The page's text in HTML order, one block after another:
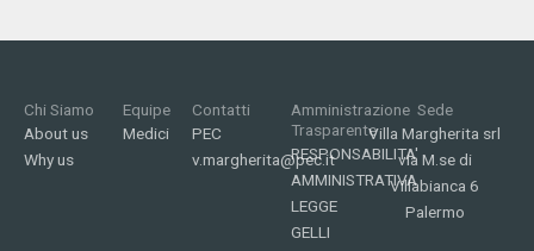
Chi Siamo
About us
Why us
Equipe
Medici
Contatti
PEC
v.margherita@pec.it
Amministrazione
Trasparente
RESPONSABILITA'
AMMINISTRATIVA
LEGGE
GELLI
Sede
Villa Margherita srl
via M.se di
Villabianca 6
Palermo